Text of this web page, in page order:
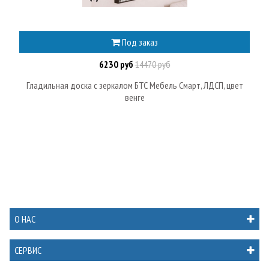
Под заказ
6230 руб14470 руб
Гладильная доска с зеркалом БТС Мебель Смарт, ЛДСП, цвет
венге
О НАС
СЕРВИС